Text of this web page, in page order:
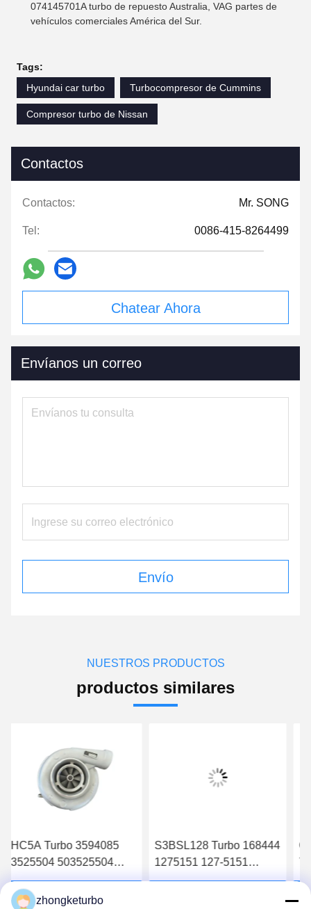
074145701A turbo de repuesto Australia, VAG partes de
vehículos comerciales América del Sur.
Tags:
Hyundai car turbo
Turbocompresor de Cummins
Compresor turbo de Nissan
Contactos
Contactos: Mr. SONG
Tel: 0086-415-8264499
Chatear Ahora
Envíanos un correo
Envío
NUESTROS PRODUCTOS
productos similares
HC5A Turbo 3594085
3525504 503525504
3803015 3525505
3525506 3525507
Obtenga el mejor precio
S3BSL128 Turbo 168444
1275151 127-5151
0R7053 113-8319
zhongketurbo